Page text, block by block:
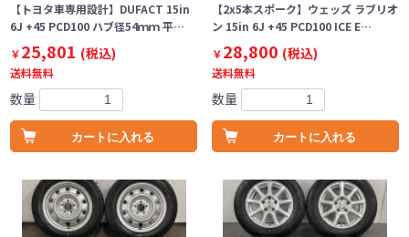
【トヨタ車専用設計】DUFACT 15in
6J +45 PCD100 ハブ径54ｍｍ 平…
￥25,801 (税込)
送料無料
数量
カートに入れる
【2x5本スポーク】ウェッズ ラブリオ
ン 15in 6J +45 PCD100 ICE E…
￥28,800 (税込)
送料無料
数量
カートに入れる